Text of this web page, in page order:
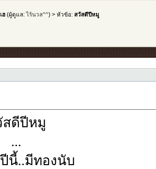
ฮ (ผู้ดูแล:ไร้นวล^^) > หัวข้อ:สวัสดีปีหมู
สดีปีหมู
...
นี้..มีทองนับ